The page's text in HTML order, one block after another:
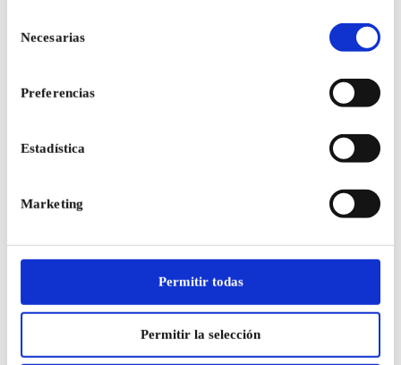
Necesarias
Preferencias
Estadística
Marketing
Permitir todas
Permitir la selección